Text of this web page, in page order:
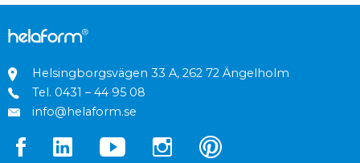
Helsingborgsvägen 33 A, 262 72 Ängelholm
Tel. 0431 – 44 95 08
info@helaform.se